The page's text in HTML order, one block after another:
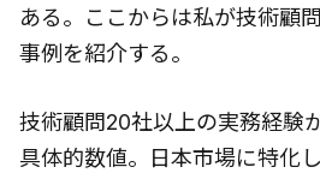
ある。ここからは私が技術顧
事例を紹介する。
技術顧問20社以上の実務経験
具体的数値。日本市場に特化